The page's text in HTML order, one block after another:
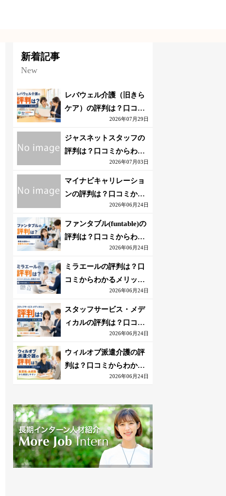
新着記事
New
レバウェル介護（旧きら
ケア）の評判は？口コミ
からわかるメリット・注
意点を解説
2026年07月29日
ジャスネットスタッフの
評判は？口コミからわか
るメリット・注意点を解
説
2026年07月03日
マイナビキャリレーショ
ンの評判は？口コミから
わかるメリット・注意点
を解説
2026年06月24日
ファンタブル(funtable)の
評判は？口コミからわか
るメリット・注意点を解
説
2026年06月24日
ミラエールの評判は？口
コミからわかるメリッ
ト・注意点を解説2026年06月24日
スタッフサービス・メデ
ィカルの評判は？口コミ
からわかるメリット・注
意点を解説
2026年06月24日
ウィルオブ派遣介護の評
判は？口コミからわかる
メリット・注意点を解説
2026年06月24日